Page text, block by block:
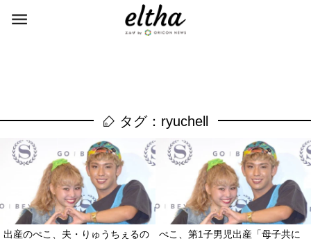
タグ：ryuchell
出産のぺこ、夫・りゅうちぇるの
ぺこ、第1子男児出産「母子共に